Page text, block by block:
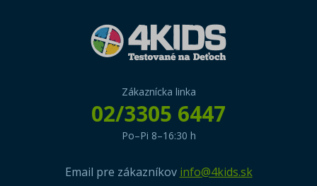
Zákaznícka linka
02/3305 6447
Po–Pi 8–16:30 h
Email pre zákazníkov info@4kids.sk